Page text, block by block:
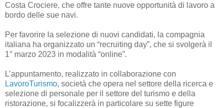
Costa Crociere, che offre tante nuove opportunità di lavoro a
bordo delle sue navi.
Per favorire la selezione di nuovi candidati, la compagnia
italiana ha organizzato un “recruiting day”, che si svolgerà il
1° marzo 2023 in modalità “online”.
L’appuntamento, realizzato in collaborazione con
LavoroTurismo, società che opera nel settore della ricerca e
selezione di personale per il settore del turismo e della
ristorazione, si focalizzerà in particolare su sette figure